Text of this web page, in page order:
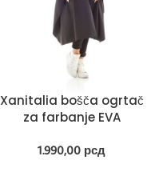
Xanitalia bošča ogrtač
za farbanje EVA
1.990,00 рсд